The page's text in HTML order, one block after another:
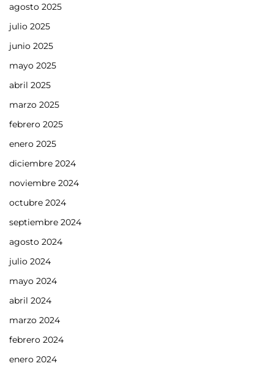
agosto 2025
julio 2025
junio 2025
mayo 2025
abril 2025
marzo 2025
febrero 2025
enero 2025
diciembre 2024
noviembre 2024
octubre 2024
septiembre 2024
agosto 2024
julio 2024
mayo 2024
abril 2024
marzo 2024
febrero 2024
enero 2024